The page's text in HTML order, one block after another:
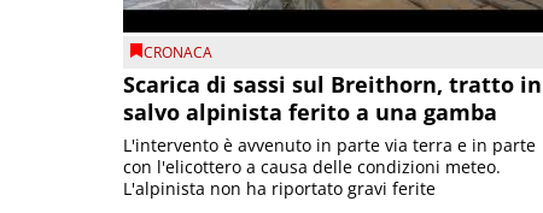
CRONACA
Scarica di sassi sul Breithorn, tratto in
salvo alpinista ferito a una gamba
L'intervento è avvenuto in parte via terra e in parte
con l'elicottero a causa delle condizioni meteo.
L'alpinista non ha riportato gravi ferite